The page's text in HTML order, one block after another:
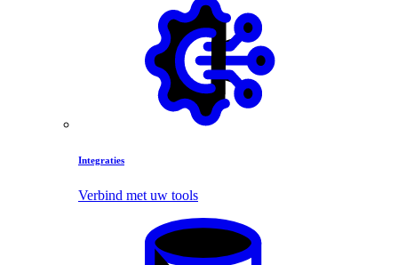
Integraties
Verbind met uw tools